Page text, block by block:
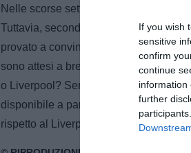
If you wish
sensitive
confirm
continue
information
further
Nelle scorse settimane il Tottenham
Tuttavia, secondo le ultime
provato a convincere Senesi in
sono attesi a breve per discutere i
o Liverpool? Senesi è uno dei profili
disponibile a parametro zero. La
rispetto al Liverpool.